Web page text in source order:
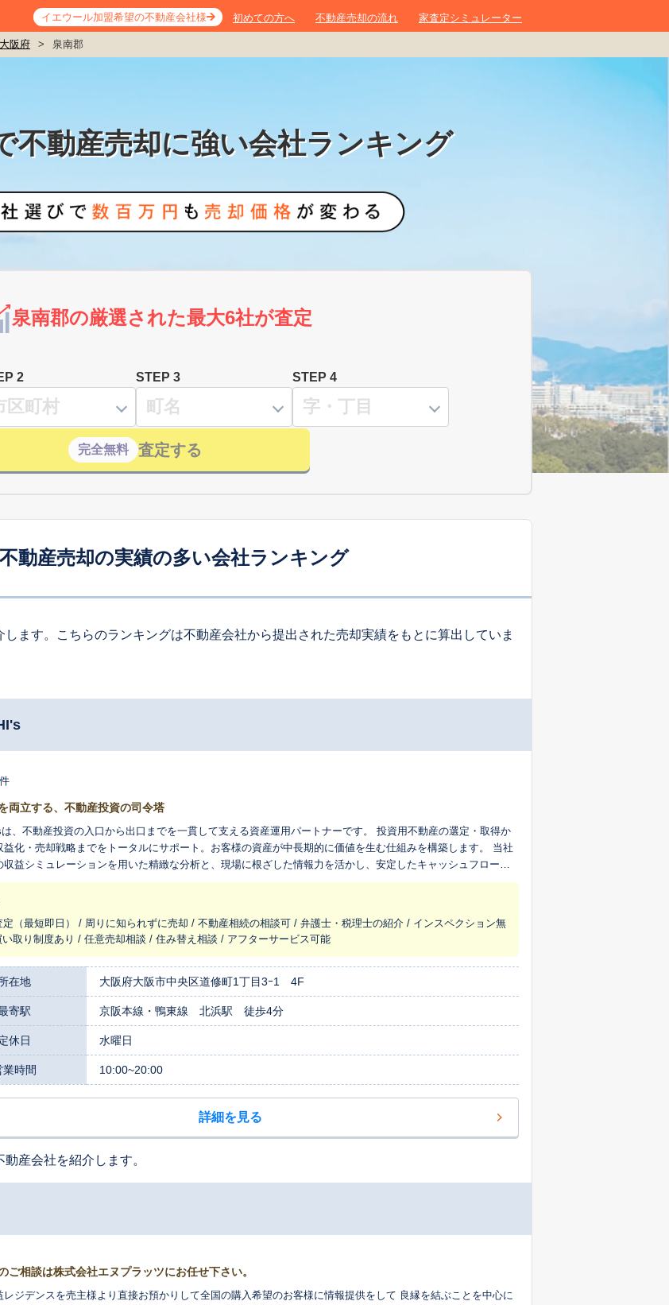
イエウール加盟希望の不動産会社様 初めての方へ 不動産売却の流れ 家査定シミュレーター
大阪府 > 泉南郡
不動産売却に強い会社ランキング
泉南郡の厳選された最大6社が査定
2 STEP 3 STEP 4
完全無料 査定する
動産売却の実績の多い会社ランキング
ます。こちらのランキングは不動産会社から提出された売却実績をもとに算出していま
件
両立する、不動産投資の司令塔
は、不動産投資の入口から出口までを一貫して支える資産運用パートナーです。 投資用不動産の選定・取得か
化・売却戦略までをトータルにサポート。お客様の資産が中長期的に価値を生む仕組みを構築します。 当社
収益シミュレーションを用いた精緻な分析と、現場に根ざした情報力を活かし、安定したキャッシュフローと
現へと導きます。 さらに、物件管理の最適化から出口戦略（売却・相続・法人化）まで、将来を見据えたご提
します。 また、海外投資家の方への対応も強化しており、英語によるサポート体制や、
人ひとりの投資目的に応じた柔軟かつ実践的な戦略設計で、信頼に応えるパートナーであり続けます。
定（最短即日） / 周りに知られずに売却 / 不動産相続の相談可 / 弁護士・税理士の紹介 / インスペクション無
取り制度あり / 任意売却相談 / 住み替え相談 / アフターサービス可能
在地 大阪府大阪市中央区道修町1丁目3ｰ1 4F
寄駅 京阪本線・鴨東線 北浜駅 徒歩4分
休日 水曜日
業時間 10:00~20:00
詳細を見る
産会社を紹介します。
ご相談は株式会社エヌプラッツにお任せ下さい。
レジデンスを売主様より直接お預かりして全国の購入希望のお客様に情報提供をして 良縁を結ぶことを中心に